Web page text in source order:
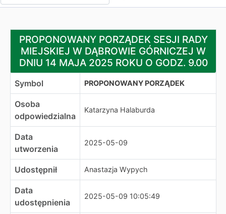
PROPONOWANY PORZĄDEK SESJI RADY MIEJSKIEJ
PROPONOWANY PORZĄDEK SESJI RADY
MIEJSKIEJ W DĄBROWIE GÓRNICZEJ W
DNIU 14 MAJA 2025 ROKU O GODZ. 9.00
Symbol PROPONOWANY PORZĄDEK
Osoba
odpowiedzialna
Katarzyna Halaburda
Data
utworzenia
2025-05-09
Udostępnił Anastazja Wypych
Data
udostępnienia
2025-05-09 10:05:49